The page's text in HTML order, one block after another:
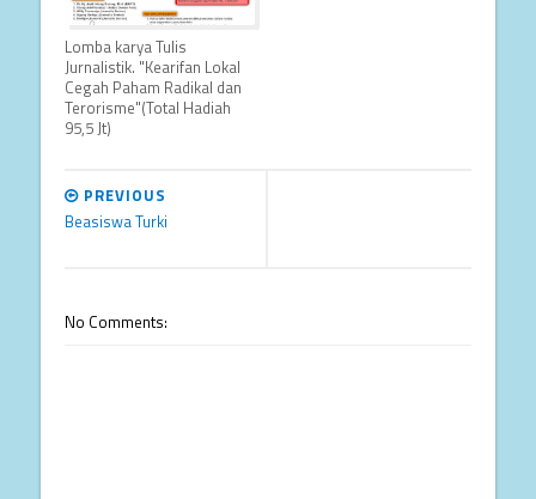
Lomba karya Tulis
Jurnalistik. "Kearifan Lokal
Cegah Paham Radikal dan
Terorisme"(Total Hadiah
95,5 Jt)
PREVIOUS
Beasiswa Turki
No Comments: